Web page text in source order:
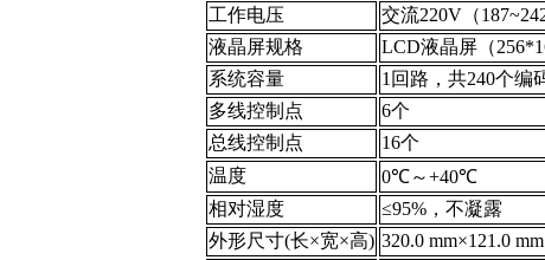
工作电压
交流220V（
液晶屏规格
LCD液晶屏（
系统容量
1回路，共240个编
多线控制点
6个
总线控制点
16个
温度
0℃～+40℃
相对湿度
≤95%，不凝露
外形尺寸(长×宽×高) 320.0 mm×121.0